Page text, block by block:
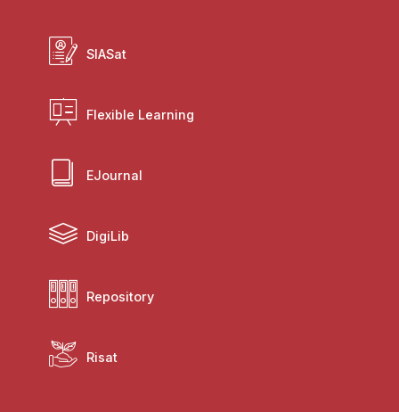
SIASat
Flexible Learning
EJournal
DigiLib
Repository
Risat